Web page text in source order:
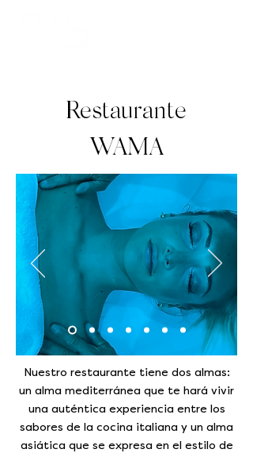
Restaurante
WAMA
Nuestro restaurante tiene dos almas:
un alma mediterránea que te hará vivir
una auténtica experiencia entre los
sabores de la cocina italiana y un alma
asiática que se expresa en el estilo de